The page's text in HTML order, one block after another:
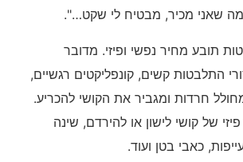
שאני מכיר, מבטיח לי שקט…".
תובע מחיר נפשי ופיזי. מדובר
התלבטות קשים, קונפליקטים רגשיים,
חרדות ומגביר את הקושי להכריע.
של קושי לישון או להירדם, שינה
כאבי בטן ועוד.